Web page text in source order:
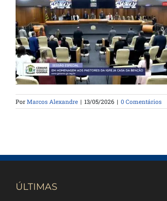
Casa da Bênção é homenageada
na Câmara Municipal de Goiânia
PorMarcos Alexandre | 13/05/2026 | 0 Comentários
ÚLTIMAS